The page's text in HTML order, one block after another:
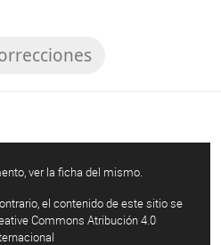
ver la ficha del mismo.
el contenido de este sitio se
Commons Atribución 4.0